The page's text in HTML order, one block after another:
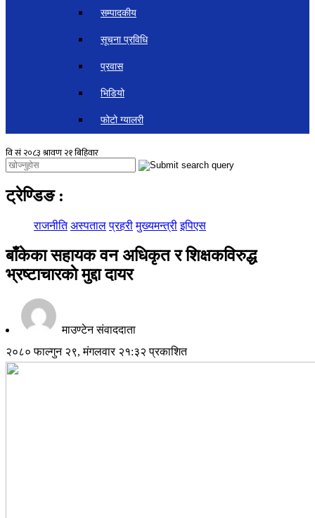
सम्पादकीय
सूचना प्रविधि
प्रवास
भिडियो
फोटो ग्यालरी
ट्रेण्डिङ :
राजनीति अस्पताल प्रहरी मुख्यमन्त्री इपिएस
बाँकेका सहायक वन अधिकृत र शिक्षकविरुद्ध
भ्रष्टाचारकाे मुद्दा दायर
माउण्टेन संवाददाता
२०८० फाल्गुन २९, मंगलवार २१:३२ प्रकाशित